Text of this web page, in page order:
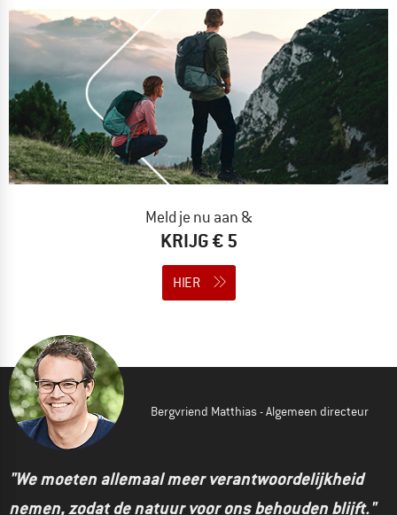
Meld je nu aan &
KRIJG € 5
HIER
Bergvriend Matthias - Algemeen directeur
"We moeten allemaal meer verantwoordelijkheid
nemen, zodat de natuur voor ons behouden blijft."